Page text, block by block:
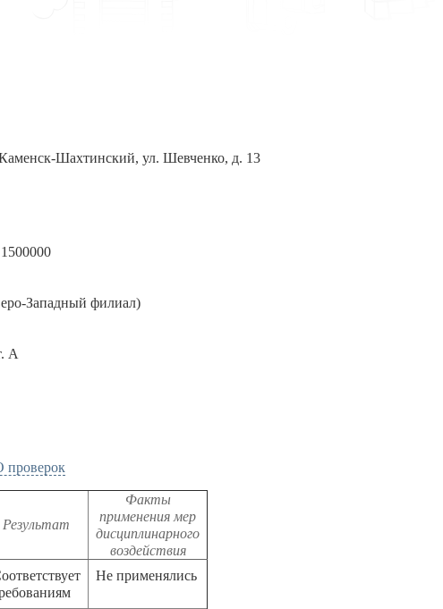
Каменск-Шахтинский, ул. Шевченко, д. 13
Западный филиал)
А
проверок
Результат
Факты
применения мер
дисциплинарного
воздействия
Не применялись